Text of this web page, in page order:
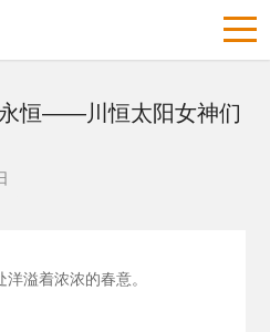
恒——川恒太阳女神们
溢着浓浓的春意。